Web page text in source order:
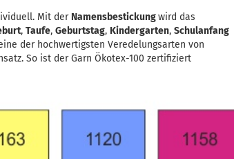
Mit der Namensbestickungwird das
, Taufe, Geburtstag, Kindergarten, Schulanfang
der hochwertigsten Veredelungsarten von
So ist der Garn Ökotex-100 zertifiziert